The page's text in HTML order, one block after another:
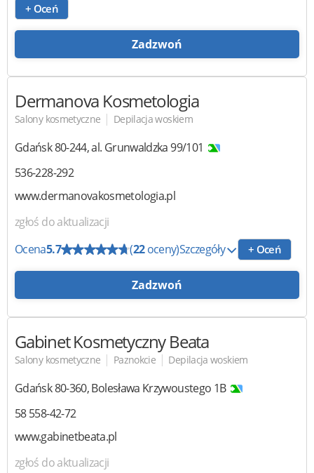
+ Oceń
Zadzwoń
Dermanova Kosmetologia
Salony kosmetyczne | Depilacja woskiem
Gdańsk80-244,al. Grunwaldzka 99/101
536-228-292
www.dermanovakosmetologia.pl
zgłoś do aktualizacji
Ocena5.7 (22oceny)Szczegóły + Oceń
Zadzwoń
Gabinet Kosmetyczny Beata
Salony kosmetyczne | Paznokcie | Depilacja woskiem
Gdańsk80-360,Bolesława Krzywoustego 1B
58 558-42-72
www.gabinetbeata.pl
zgłoś do aktualizacji